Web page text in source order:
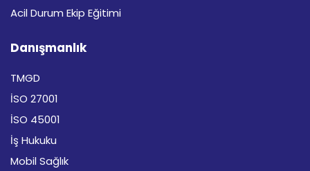
Acil Durum Ekip Eğitimi
Danışmanlık
TMGD
İSO 27001
İSO 45001
İş Hukuku
Mobil Sağlık